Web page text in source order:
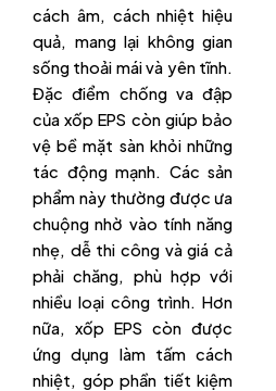
cách âm, cách nhiệt hiệu
quả, mang lại không gian
sống thoải mái và yên tĩnh.
Đặc điểm chống va đập
của xốp EPS còn giúp bảo
vệ bề mặt sàn khỏi những
tác động mạnh. Các sản
phẩm này thường được ưa
chuộng nhờ vào tính năng
nhẹ, dễ thi công và giá cả
phải chăng, phù hợp với
nhiều loại công trình. Hơn
nữa, xốp EPS còn được
ứng dụng làm tấm cách
nhiệt, góp phần tiết kiệm